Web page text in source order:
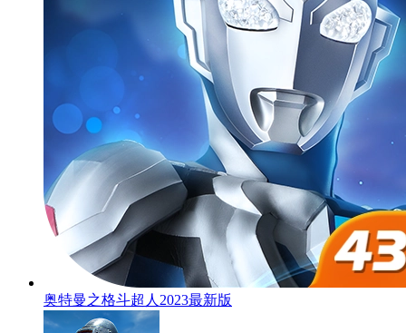
奥特曼之格斗超人2023最新版